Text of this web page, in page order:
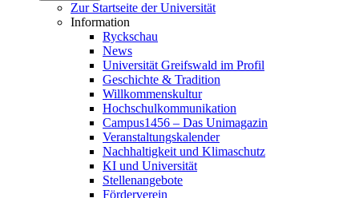
Zur Startseite der Universität
Information
Ryckschau
News
Universität Greifswald im Profil
Geschichte & Tradition
Willkommenskultur
Hochschulkommunikation
Campus1456 – Das Unimagazin
Veranstaltungskalender
Nachhaltigkeit und Klimaschutz
KI und Universität
Stellenangebote
Förderverein